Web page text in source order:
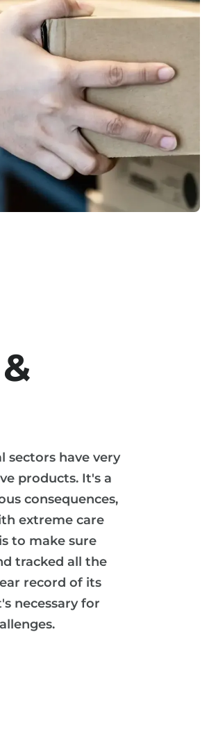
sectors have very
products. It's a
consequences,
extreme care
to make sure
tracked all the
record of its
necessary for